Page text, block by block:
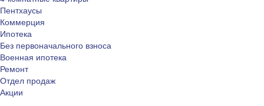
Пентхаусы
Коммерция
Ипотека
Без первоначального взноса
Военная ипотека
Ремонт
Отдел продаж
Акции